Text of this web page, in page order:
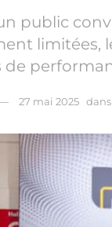
public
limitées,
27 mai 2025 dans